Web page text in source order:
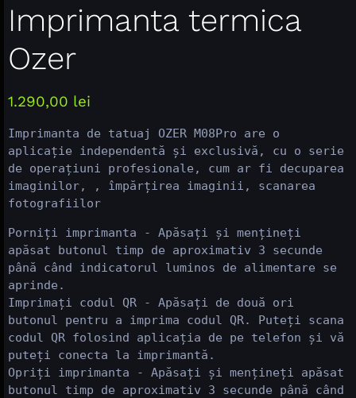
Imprimanta termica
Ozer
1.290,00 lei
Imprimanta de tatuaj OZER M08Pro are o
aplicație independentă și exclusivă, cu o serie
de operațiuni profesionale, cum ar fi decuparea
imaginilor, , împărțirea imaginii, scanarea
Porniți imprimanta - Apăsați și mențineți
apăsat butonul timp de aproximativ 3 secunde
până când indicatorul luminos de alimentare se
aprinde.
Imprimați codul QR - Apăsați de două ori
butonul pentru a imprima codul QR. Puteți scana
codul QR folosind aplicația de pe telefon și vă
puteți conecta la imprimantă.
Opriți imprimanta - Apăsați și mențineți apăsat
butonul timp de aproximativ 3 secunde până când